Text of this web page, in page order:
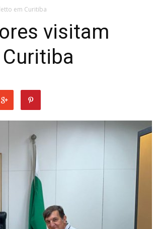
em Curitiba
visitam